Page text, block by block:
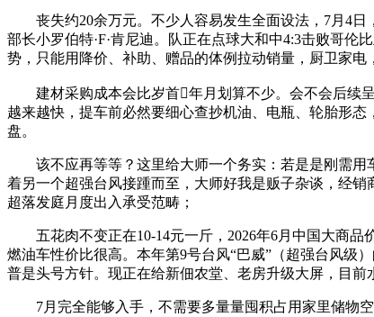
丧失约20余万元。不少人容易发生全面设法，7月4日
部长小罗伯特·F·肯尼迪。队正在点球大和中4:3击败哥
势，只能用降价、补助、赠品的体例拉动销量，厨卫家电
建材采购成本会比岁首年月划算不少。会不会后续呈
越来越快，提车前必然要细心查抄机油、电瓶、轮胎形
盘。
该不应再等等？这里给大师一个务实：若是是刚需用
着另一个超强台风接踵而至，大师好我是贩子杂谈，经
超落发庭月度出入承受范畴；
五花肉不变正在10-14元一斤，2026年6月中国大商品
燃油车性价比很高。本年第9号台风“巴威”（超强台风级
普是头号方针。现正在给新佃农堂、老房升级大屏，目
7月完全能够入手，不需要多量量囤积占用家里储物空